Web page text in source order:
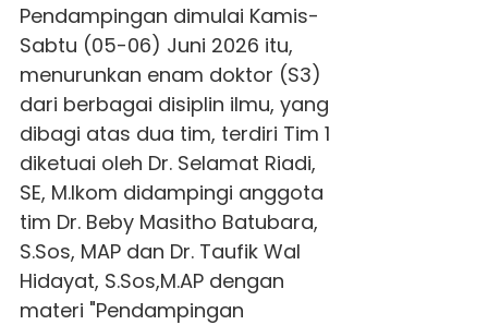
Pendampingan dimulai Kamis-
Sabtu (05-06) Juni 2026 itu,
menurunkan enam doktor (S3)
dari berbagai disiplin ilmu, yang
dibagi atas dua tim, terdiri Tim 1
diketuai oleh Dr. Selamat Riadi,
SE, M.Ikom didampingi anggota
tim Dr. Beby Masitho Batubara,
S.Sos, MAP dan Dr. Taufik Wal
Hidayat, S.Sos,M.AP dengan
materi "Pendampingan